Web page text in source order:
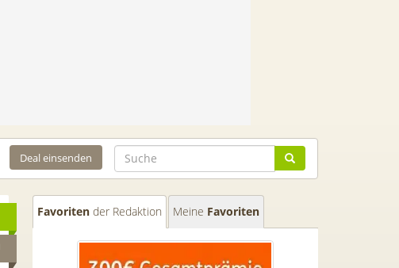
Deal einsenden
Favoriten der Redaktion Meine Favoriten